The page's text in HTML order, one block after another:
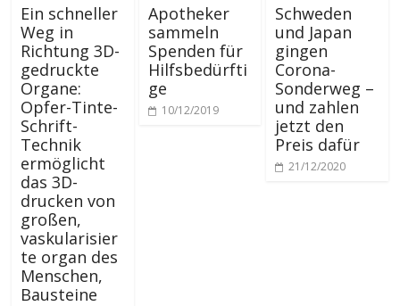
Ein schneller
Weg in
Richtung 3D-
gedruckte
Organe:
Opfer-Tinte-
Schrift-
Technik
ermöglicht
das 3D-
drucken von
großen,
vaskularisier
te organ des
Menschen,
Bausteine
Apotheker
sammeln
Spenden für
Hilfsbedürfti
ge
10/12/2019
Schweden
und Japan
gingen
Corona-
Sonderweg –
und zahlen
jetzt den
Preis dafür
21/12/2020